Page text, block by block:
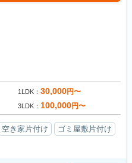
1LDK 30,000円〜
3LDK 100,000円〜
空き家片付け
ゴミ屋敷片付け